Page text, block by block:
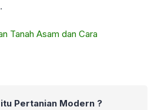
Tanah Asam dan Cara
Pertanian Modern ?